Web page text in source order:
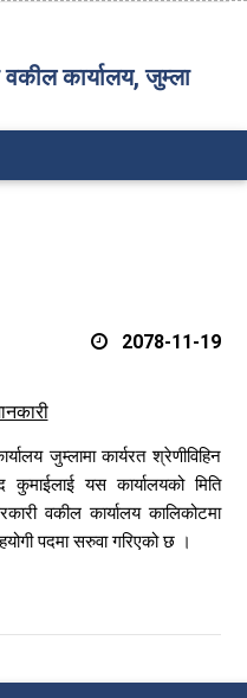
कार्यालय, जुम्ला
2078-11-19
जुम्लामा कार्यरत श्रेणीविहिन
कुमाईलाई यस कार्यालयको मिति
वकील कार्यालय कालिकोटमा
पदमा सरुवा गरिएको छ ।